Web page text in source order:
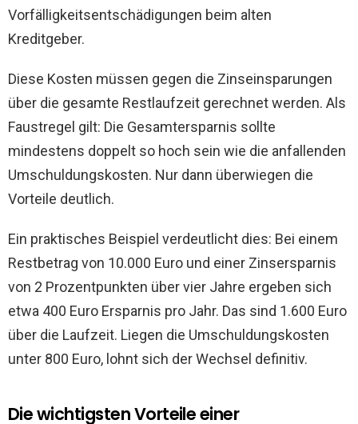
Vorfälligkeitsentschädigungen beim alten
Kreditgeber.
Diese Kosten müssen gegen die Zinseinsparungen
über die gesamte Restlaufzeit gerechnet werden. Als
Faustregel gilt: Die Gesamtersparnis sollte
mindestens doppelt so hoch sein wie die anfallenden
Umschuldungskosten. Nur dann überwiegen die
Vorteile deutlich.
Ein praktisches Beispiel verdeutlicht dies: Bei einem
Restbetrag von 10.000 Euro und einer Zinsersparnis
von 2 Prozentpunkten über vier Jahre ergeben sich
etwa 400 Euro Ersparnis pro Jahr. Das sind 1.600 Euro
über die Laufzeit. Liegen die Umschuldungskosten
unter 800 Euro, lohnt sich der Wechsel definitiv.
Die wichtigsten Vorteile einer